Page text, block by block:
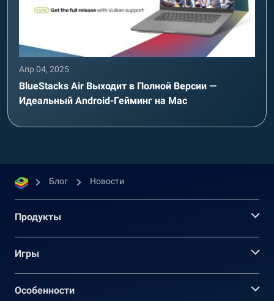
Апр 04, 2025
BlueStacks Air Выходит в Полной Версии —
Идеальный Android-Гейминг на Mac
Блог Новости
Продукты
Игры
Oсобенности